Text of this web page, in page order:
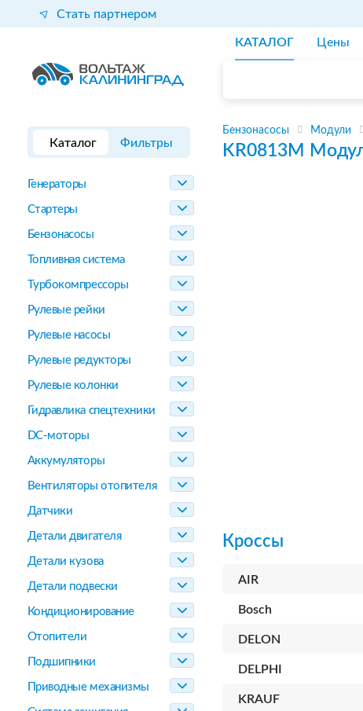
Стать партнером
КАТАЛОГ Цены
Каталог Фильтры
Генераторы
Стартеры
Бензонасосы
Топливная система
Турбокомпрессоры
Рулевые рейки
Рулевые насосы
Рулевые редукторы
Рулевые колонки
Гидравлика спецтехники
DC-моторы
Аккумуляторы
Вентиляторы отопителя
Датчики
Детали двигателя
Детали кузова
Детали подвески
Кондиционирование
Отопители
Подшипники
Приводные механизмы
Бензонасосы Модули
KR0813M
Кроссы
AIR
Bosch
DELON
DELPHI
KRAUF